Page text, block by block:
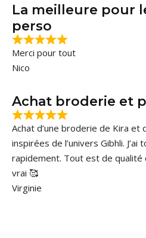
La meilleure pour
perso
Merci pour tout
Nico
Achat broderie et
Achat d’une broderie de Kira et
inspirées de l’univers Gibhli. J’ai
rapidement. Tout est de qualité
vrai 🥰
Virginie